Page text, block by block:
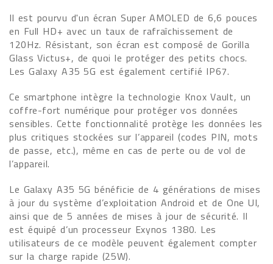
Il est pourvu d'un écran Super AMOLED de 6,6 pouces
en Full HD+ avec un taux de rafraîchissement de
120Hz. Résistant, son écran est composé de Gorilla
Glass Victus+, de quoi le protéger des petits chocs.
Les Galaxy A35 5G est également certifié IP67.
Ce smartphone intègre la technologie Knox Vault, un
coffre-fort numérique pour protéger vos données
sensibles. Cette fonctionnalité protège les données les
plus critiques stockées sur l’appareil (codes PIN, mots
de passe, etc.), même en cas de perte ou de vol de
l’appareil.
Le Galaxy A35 5G bénéficie de 4 générations de mises
à jour du système d’exploitation Android et de One UI,
ainsi que de 5 années de mises à jour de sécurité. Il
est équipé d’un processeur Exynos 1380. Les
utilisateurs de ce modèle peuvent également compter
sur la charge rapide (25W).